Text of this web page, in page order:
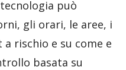
può
gli orari, le aree, i
rischio e su come e
basata su